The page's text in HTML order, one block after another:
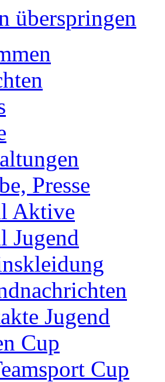
überspringen
Presse
Aktive
Jugend
Jugend
Cup
Cup